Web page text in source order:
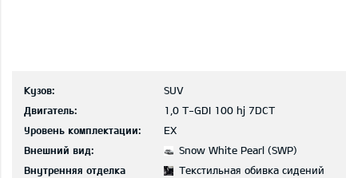
Кузов:
SUV
Двигатель:
1,0 T-GDI 100 hj 7DCT
Уровень комплектации:
EX
Внешний вид:
Snow White Pearl (SWP)
Внутренняя отделка
Текстильная обивка сидений